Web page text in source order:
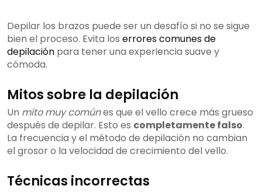
Depilar los brazos puede ser un desafío si no se sigue
bien el proceso. Evita los errores comunes de
depilación para tener una experiencia suave y
cómoda.
Mitos sobre la depilación
Un mito muy comúnes que el vello crece más grueso
después de depilar. Esto es completamente falso.
La frecuencia y el método de depilación no cambian
el grosor o la velocidad de crecimiento del vello.
Técnicas incorrectas